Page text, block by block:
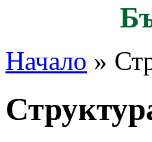
Начало »